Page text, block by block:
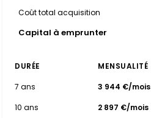
Coût total acquisition
Capital à emprunter
DURÉE MENSUALITÉ
7 ans
3 944 €/mois
10 ans
2 897 €/mois